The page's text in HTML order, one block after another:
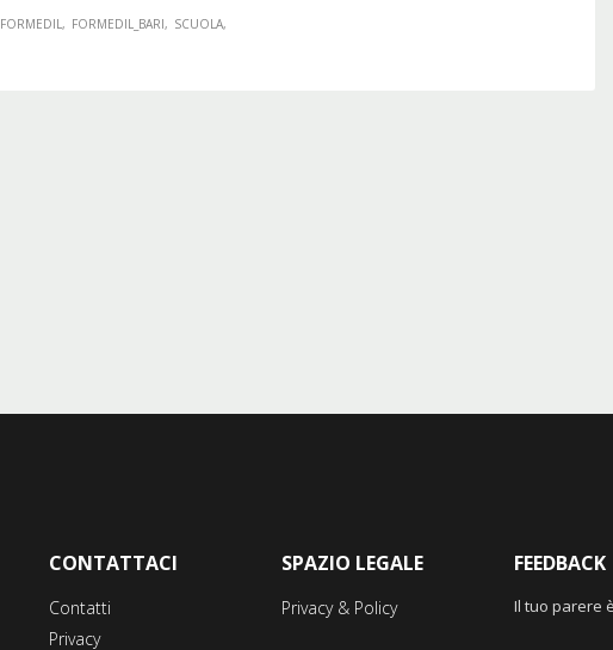
FORMEDIL FORMEDIL_BARI SCUOLA
CONTATTACI
Contatti
Privacy
SPAZIO LEGALE
Privacy & Policy
FEEDBACK
Il tuo parere